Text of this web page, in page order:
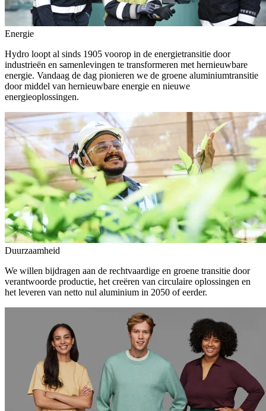
Energie
Hydro loopt al sinds 1905 voorop in de energietransitie door
industrieën en samenlevingen te transformeren met hernieuwbare
energie. Vandaag de dag pionieren we de groene aluminiumtransitie
door middel van hernieuwbare energie en nieuwe
energieoplossingen.
Duurzaamheid
We willen bijdragen aan de rechtvaardige en groene transitie door
verantwoorde productie, het creëren van circulaire oplossingen en
het leveren van netto nul aluminium in 2050 of eerder.